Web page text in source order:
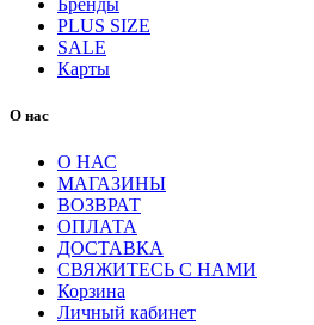
Бренды
PLUS SIZE
SALE
Карты
О нас
О НАС
МАГАЗИНЫ
ВОЗВРАТ
ОПЛАТА
ДОСТАВКА
СВЯЖИТЕСЬ С НАМИ
Корзина
Личный кабинет